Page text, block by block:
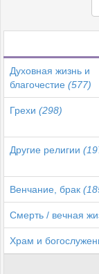
Духовная жизнь и
благочестие (577)
Грехи (298)
Другие религии
Венчание, брак
Смерть / вечная
Храм и